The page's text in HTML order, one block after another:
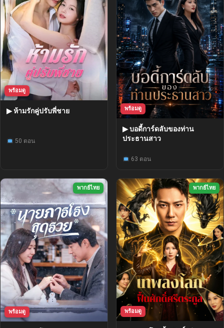
พร้อมดู
▶ ห้ามรักคู่ปรับพี่ชาย
50 ตอน
พร้อมดู
▶ บอดี้การ์ดลับของท่าน
ประธานสาว
63 ตอน
พากย์ไทย
พร้อมดู
พากย์ไทย
พร้อมดู